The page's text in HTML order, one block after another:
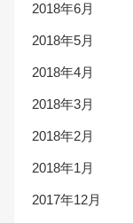
2018年6月
2018年5月
2018年4月
2018年3月
2018年2月
2018年1月
2017年12月